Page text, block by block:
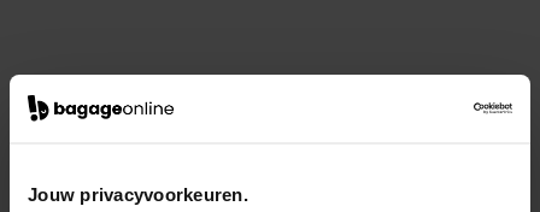
Jouw privacyvoorkeuren.